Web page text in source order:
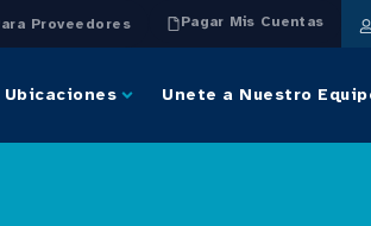
Proveedores Pagar Mis Cuentas
Ubicaciones Unete a Nuestro